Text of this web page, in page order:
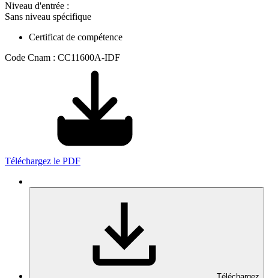
Niveau d'entrée :
Sans niveau spécifique
Certificat de compétence
Code Cnam : CC11600A-IDF
Téléchargez le PDF